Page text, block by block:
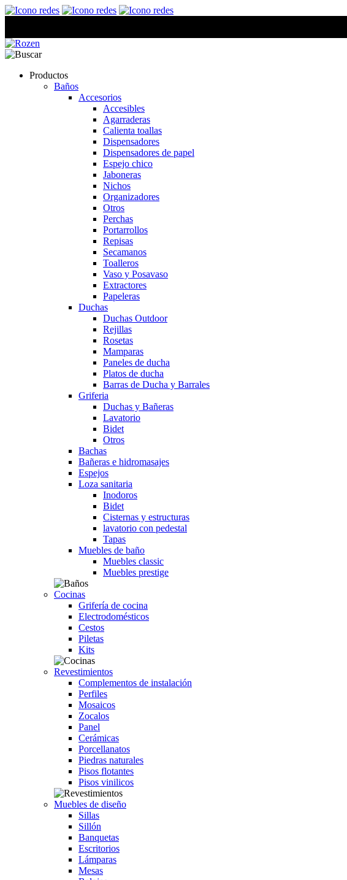
Productos
Baños
Accesorios
Accesibles
Agarraderas
Calienta toallas
Dispensadores
Dispensadores de papel
Espejo chico
Jaboneras
Nichos
Organizadores
Otros
Perchas
Portarrollos
Repisas
Secamanos
Toalleros
Vaso y Posavaso
Extractores
Papeleras
Duchas
Duchas Outdoor
Rejillas
Rosetas
Mamparas
Paneles de ducha
Platos de ducha
Barras de Ducha y Barrales
Griferia
Duchas y Bañeras
Lavatorio
Bidet
Otros
Bachas
Bañeras e hidromasajes
Espejos
Loza sanitaria
Inodoros
Bidet
Cisternas y estructuras
lavatorio con pedestal
Tapas
Muebles de baño
Muebles classic
Muebles prestige
Cocinas
Grifería de cocina
Electrodomésticos
Cestos
Piletas
Kits
Revestimientos
Complementos de instalación
Perfiles
Mosaicos
Zocalos
Panel
Cerámicas
Porcellanatos
Piedras naturales
Pisos flotantes
Pisos vinilicos
Muebles de diseño
Sillas
Sillón
Banquetas
Escritorios
Lámparas
Mesas